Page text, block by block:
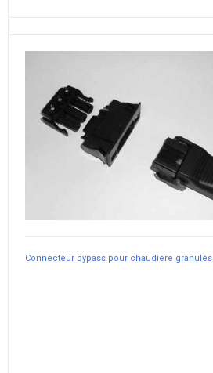
Connecteur bypass pour chaudière granulés